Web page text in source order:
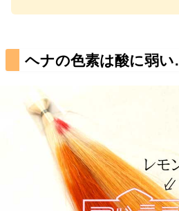
ヘナの色素は酸に弱